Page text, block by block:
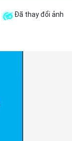
Đã thay đổi ảnh